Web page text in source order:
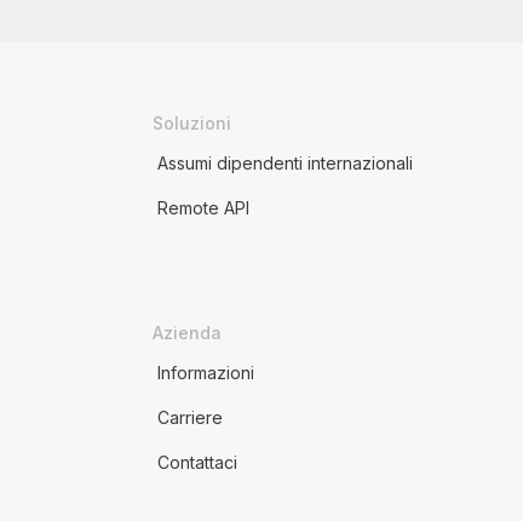
Soluzioni
Assumi dipendenti internazionali
Remote API
Azienda
Informazioni
Carriere
Contattaci